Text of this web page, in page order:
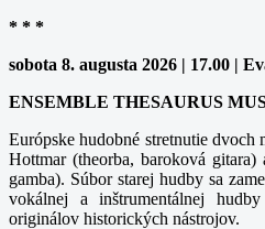
* * *
sobota 8. augusta 2026 | 17.00 |
ENSEMBLE THESAURUS
Európske hudobné stretnutie
Hottmar (theorba, baroková gitara)
gamba). Súbor starej hudby sa
vokálnej a inštrumentálnej
originálov historických nástrojov.